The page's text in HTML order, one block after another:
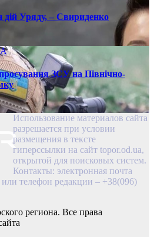
дій Уряду, – Свириденко
ЗСУ на Північно-
Использование материалов сайта
разрешается при условии
размещения в тексте
гиперссылки на сайт topor.od.ua,
открытой для поисковых систем.
Контакты: электронная почта
или телефон редакции – +38(096)
региона. Все права